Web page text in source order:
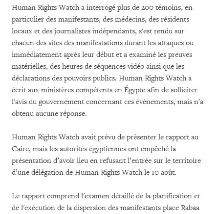
Human Rights Watch a interrogé plus de 200 témoins, en
particulier des manifestants, des médecins, des résidents
locaux et des journalistes indépendants, s'est rendu sur
chacun des sites des manifestations durant les attaques ou
immédiatement après leur début et a examiné les preuves
matérielles, des heures de séquences vidéo ainsi que les
déclarations des pouvoirs publics. Human Rights Watch a
écrit aux ministères compétents en Égypte afin de solliciter
l'avis du gouvernement concernant ces événements, mais n'a
obtenu aucune réponse.
Human Rights Watch avait prévu de présenter le rapport au
Caire, mais les autorités égyptiennes ont empêché la
présentation d’avoir lieu en refusant l’entrée sur le territoire
d’une délégation de Human Rights Watch le 10 août.
Le rapport comprend l'examen détaillé de la planification et
de l'exécution de la dispersion des manifestants place Rabaa